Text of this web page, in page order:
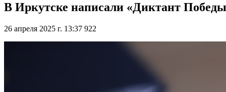
В Иркутске написали «Диктант
26 апреля 2025 г. 13:37 922